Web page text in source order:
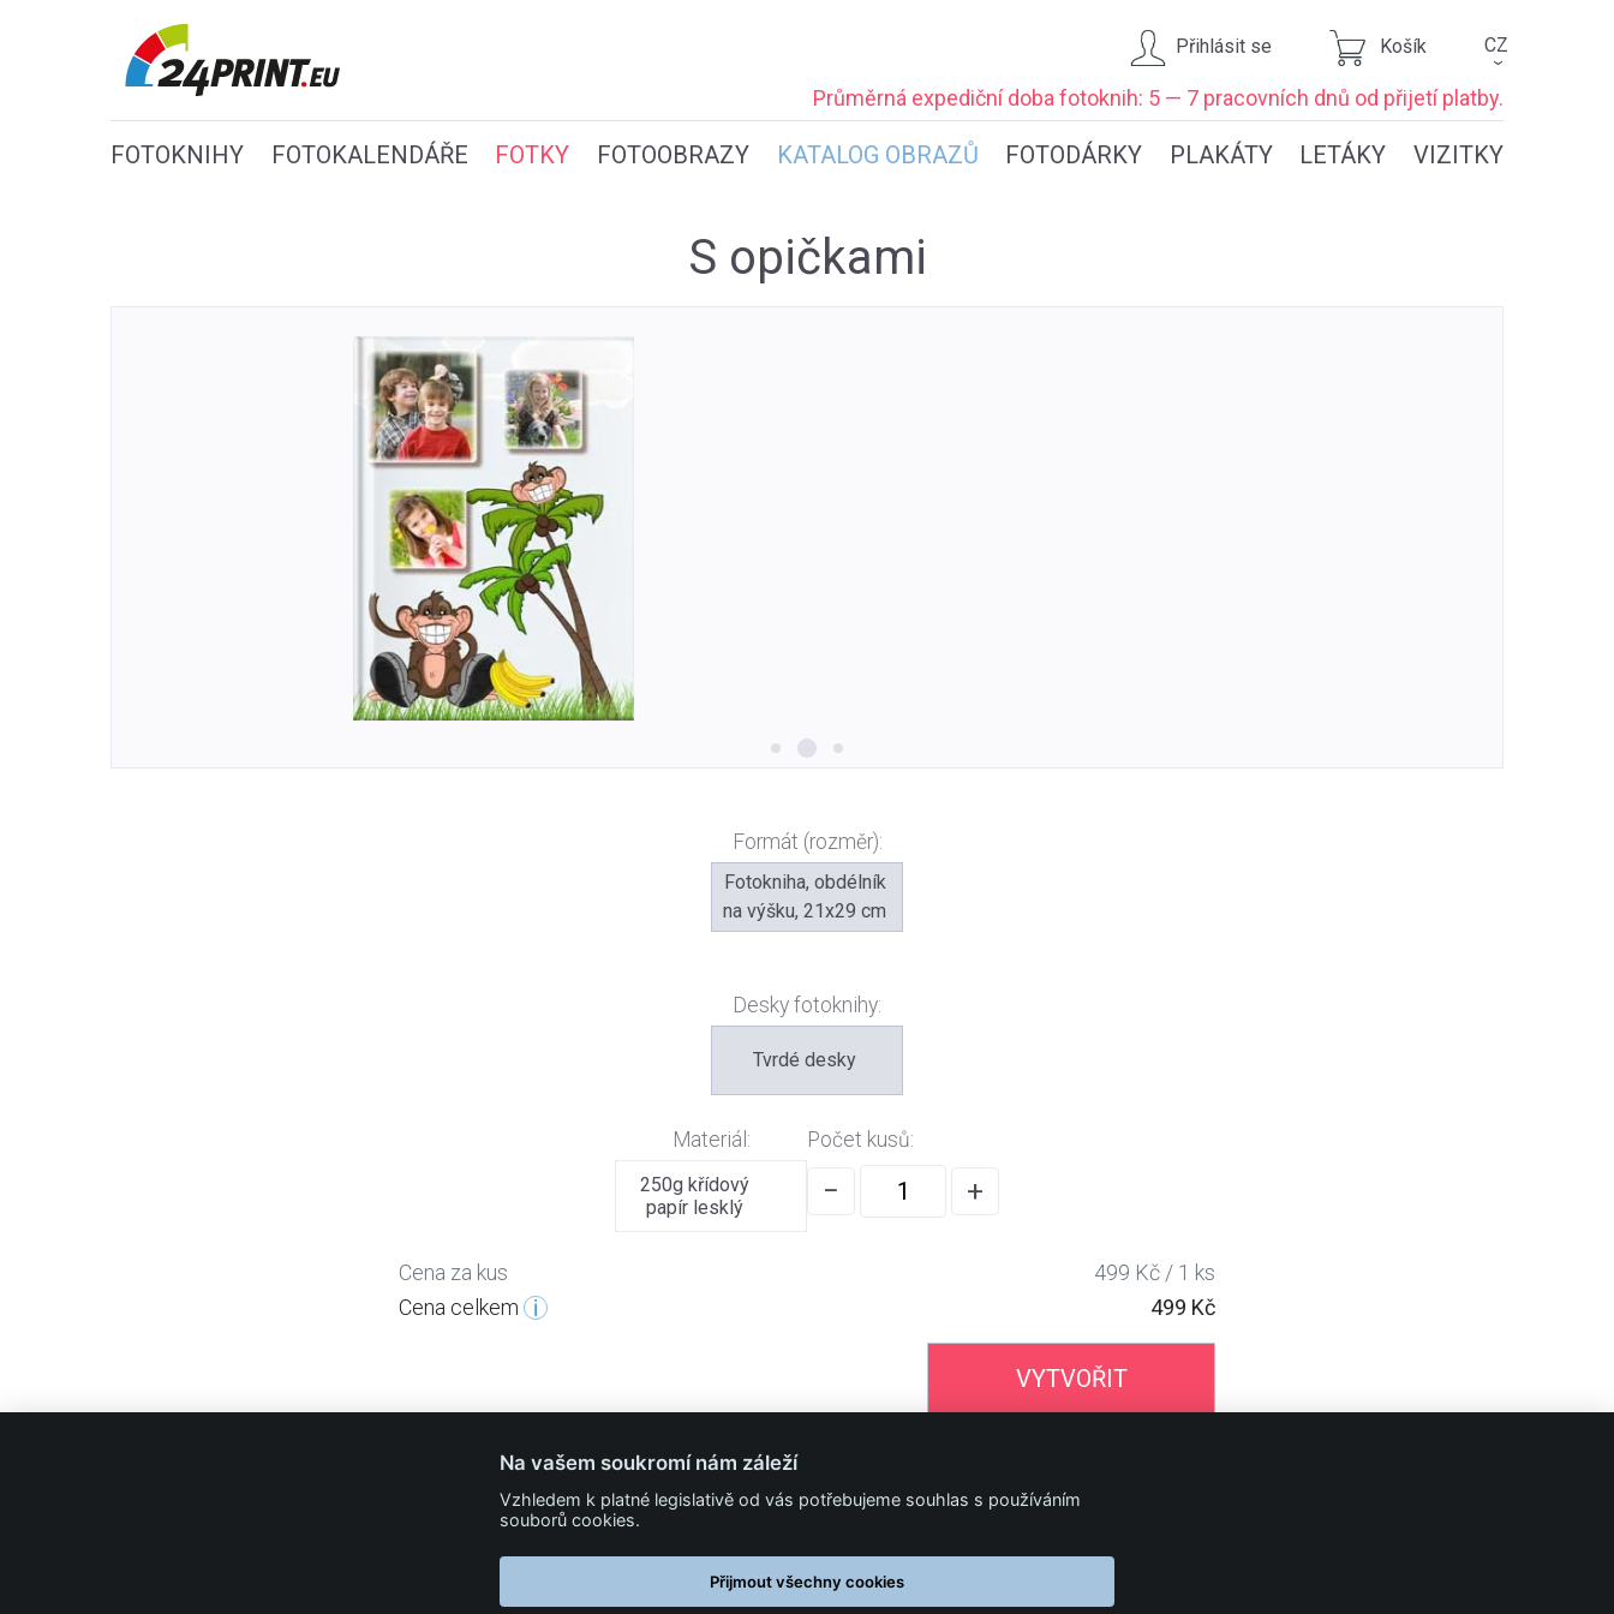
Přihlásit se Košík CZ
›
Průměrná expedičnídoba fotoknih: 5 — 7 pracovních dnů od přijetí platby.
FOTOKNIHY FOTOKALENDÁŘE FOTKY FOTOOBRAZY KATALOG OBRAZŮ FOTODÁRKY PLAKÁTY LETÁKY VIZITKY
S opičkami
Formát (rozměr):
Fotokniha, obdélník
na výšku, 21x29 cm
Desky fotoknihy:
Tvrdé desky
Materiál:
250g křídový
papír lesklý
Počet kusů:
− +
Cena za kus
499 Kč / 1 ks
Cena celkem
499 Kč
VYTVOŘIT
Obchodní podmínky
Technické podmínky
Na vašem soukromí nám záleží
Vzhledem k platné legislativě od vás potřebujeme souhlas s používáním
souborů cookies.
Přijmout všechny cookies